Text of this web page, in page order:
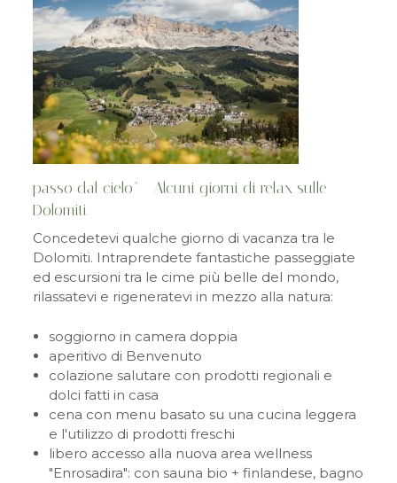
passo dal cielo" - Alcuni giorni di relax sulle
Dolomiti
Concedetevi qualche giorno di vacanza tra le
Dolomiti. Intraprendete fantastiche passeggiate
ed escursioni tra le cime più belle del mondo,
rilassatevi e rigeneratevi in mezzo alla natura:
soggiorno in camera doppia
aperitivo di Benvenuto
colazione salutare con prodotti regionali e
dolci fatti in casa
cena con menu basato su una cucina leggera
e l'utilizzo di prodotti freschi
libero accesso alla nuova area wellness
"Enrosadira": con sauna bio + finlandese, bagno